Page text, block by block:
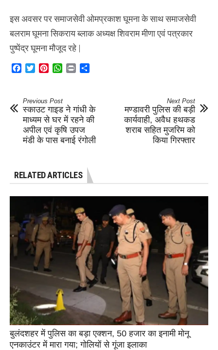
इस अवसर पर समाजसेवी ओमप्रकाश घूमना के साथ समाजसेवी
बलराम घूमना सिकराय ब्लाक अध्यक्ष शिवराम मीणा एवं पत्रकार
पुष्पेंद्र घूमना मौजूद रहे |
Facebook
TwitterPinterestWhatsApp
Print
Previous Post
स्काउट गाइड ने गांधी के
माध्यम से घर में रहने की
अपील एवं कृषि उपज
मंडी के पास बनाई रंगोली
Next Post
मण्डावरी पुलिस की बड़ी
कार्यवाही, अवैध हथकड
शराब सहित मुजरिम को
किया गिरफ्तार
RELATED ARTICLES
बुलंदशहर में पुलिस का बड़ा एक्शन, 50 हजार का इनामी मोनू
एनकाउंटर में मारा गया; गोलियों से गूंजा इलाका